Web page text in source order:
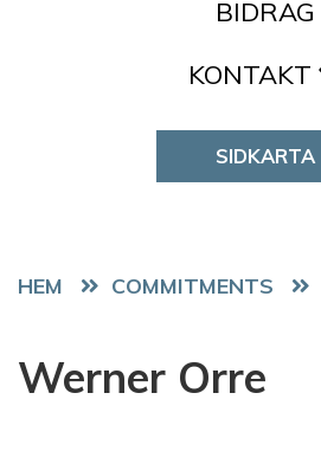
BIDRAG
KONTAKT
SIDKARTA
HEM COMMITMENTS
Werner Orre